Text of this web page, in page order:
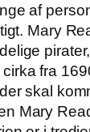
af
Mary
fra
skal
Mary